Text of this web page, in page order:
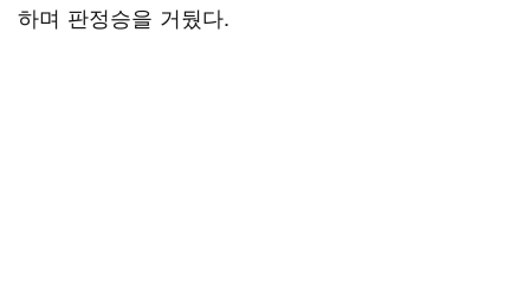
하며 판정승을 거뒀다.